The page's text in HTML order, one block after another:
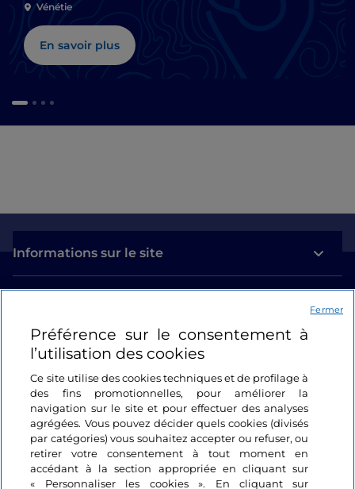
Vénétie
En savoir plus
Informations sur le site
Se connecter
Suivez-nous
Préférence sur le consentement à
l’utilisation des cookies
Ce site utilise des cookies techniques et de profilage à
des fins promotionnelles, pour améliorer la
navigation sur le site et pour effectuer des analyses
agrégées. Vous pouvez décider quels cookies (divisés
par catégories) vous souhaitez accepter ou refuser, ou
retirer votre consentement à tout moment en
accédant à la section appropriée en cliquant sur
« Personnaliser les cookies ». En cliquant sur
Fermer